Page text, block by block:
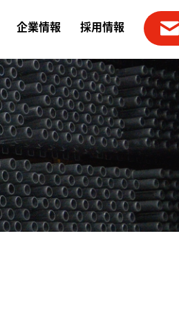
企業情報 採用情報